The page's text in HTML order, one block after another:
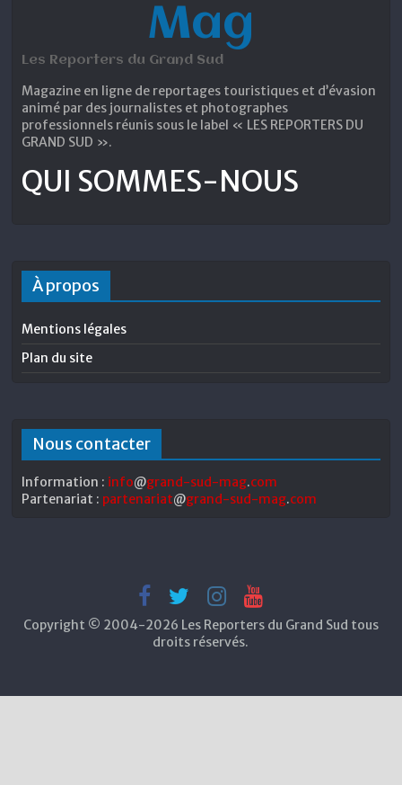
Mag
Les Reporters du Grand Sud
Magazine en ligne de reportages touristiques et d’évasion
animé par des journalistes et photographes
professionnels réunis sous le label « LES REPORTERS DU
GRAND SUD ».
QUI SOMMES-NOUS
À propos
Mentions légales
Plan du site
Nous contacter
Information : info@grand-sud-mag.com
Partenariat : partenariat@grand-sud-mag.com
Copyright © 2004-2026 Les Reporters du Grand Sud tous
droits réservés.